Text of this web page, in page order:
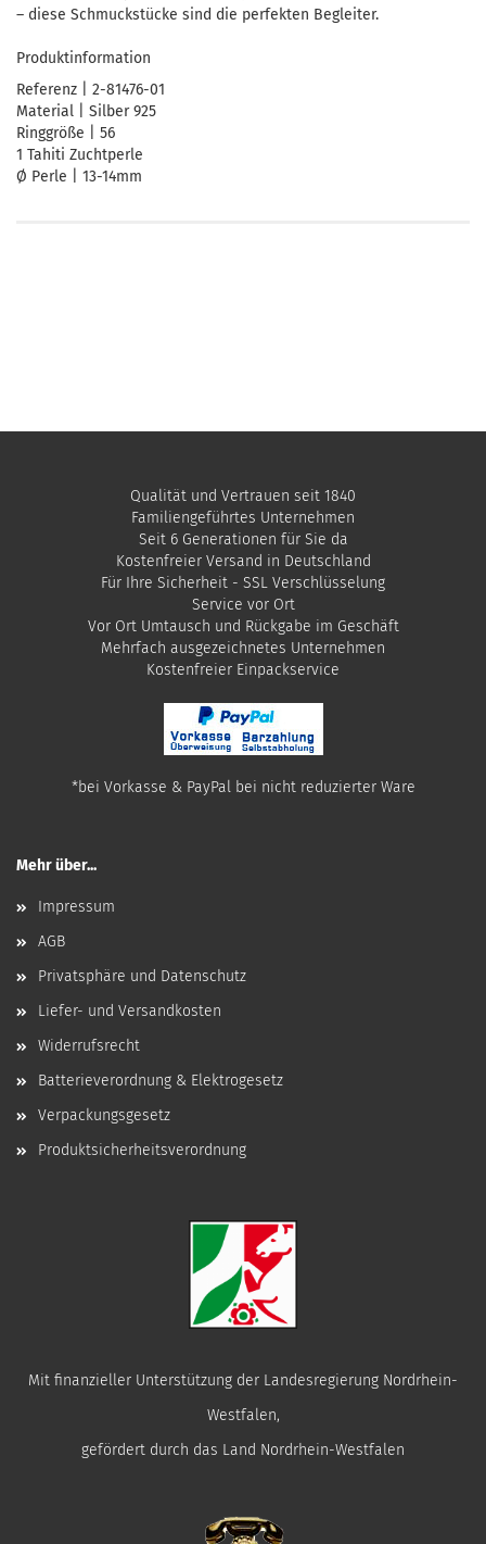
– diese Schmuckstücke sind die perfekten Begleiter.
Produktinformation
Referenz | 2-81476-01
Material | Silber 925
Ringgröße | 56
1 Tahiti Zuchtperle
Ø Perle | 13-14mm
Qualität und Vertrauen seit 1840
Familiengeführtes Unternehmen
Seit 6 Generationen für Sie da
Kostenfreier Versand in Deutschland
Für Ihre Sicherheit - SSL Verschlüsselung
Service vor Ort
Vor Ort Umtausch und Rückgabe im Geschäft
Mehrfach ausgezeichnetes Unternehmen
​Kostenfreier Einpackservice
*bei Vorkasse & PayPal bei nicht reduzierter Ware
Mehr über...
Impressum
AGB
Privatsphäre und Datenschutz
Liefer- und Versandkosten
Widerrufsrecht
Batterieverordnung & Elektrogesetz
Verpackungsgesetz
Produktsicherheitsverordnung
Mit finanzieller Unterstützung der Landesregierung Nordrhein-
Westfalen,
gefördert durch das Land Nordrhein-Westfalen